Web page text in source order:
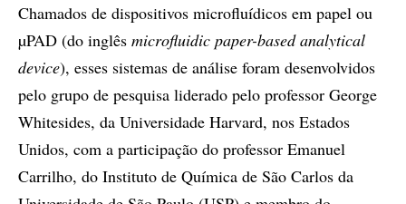
Chamados de dispositivos microfluídicos em papel ou
µPAD (do inglês microfluidic paper-based analytical
device), esses sistemas de análise foram desenvolvidos
pelo grupo de pesquisa liderado pelo professor George
Whitesides, da Universidade Harvard, nos Estados
Unidos, com a participação do professor Emanuel
Carrilho, do Instituto de Química de São Carlos da